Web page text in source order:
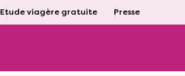
Etude viagère gratuite Presse